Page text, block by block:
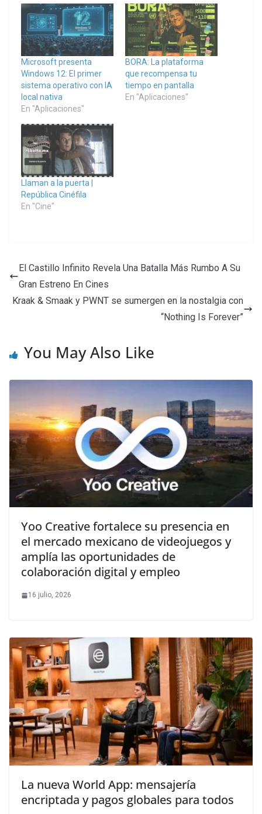
Microsoft presenta
Windows 12: El primer
sistema operativo con IA
local nativa
En "Aplicaciones"
BORA: La plataforma
que recompensa tu
tiempo en pantalla
En "Aplicaciones"
Llaman a la puerta |
República Cinéfila
En "Cine"
El Castillo Infinito Revela Una Batalla Más Rumbo A Su
Gran Estreno En Cines
Kraak & Smaak y PWNT se sumergen en la nostalgia con
“Nothing Is Forever”
You May Also Like
Yoo Creative fortalece su presencia en
el mercado mexicano de videojuegos y
amplía las oportunidades de
colaboración digital y empleo
16 julio, 2026
La nueva World App: mensajería
encriptada y pagos globales para todos